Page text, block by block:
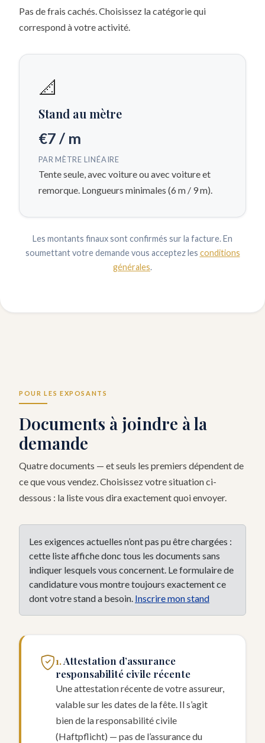
Pas de frais cachés. Choisissez la catégorie qui
correspond à votre activité.
📐
Stand au mètre
€7 / m
PAR MÈTRE LINÉAIRE
Tente seule, avec voiture ou avec voiture et
remorque. Longueurs minimales (6 m / 9 m).
Les montants finaux sont confirmés sur la facture. En
soumettant votre demande vous acceptez les conditions
générales.
POUR LES EXPOSANTS
Documents à joindre à la
demande
Quatre documents — et seuls les premiers dépendent de
ce que vous vendez. Choisissez votre situation ci-
dessous : la liste vous dira exactement quoi envoyer.
Les exigences actuelles n’ont pas pu être chargées :
cette liste affiche donc tous les documents sans
indiquer lesquels vous concernent. Le formulaire de
candidature vous montre toujours exactement ce
dont votre stand a besoin. Inscrire mon stand
Attestation d’assurance
responsabilité civile récente
Une attestation récente de votre assureur,
valable sur les dates de la fête. Il s’agit
bien de la responsabilité civile
(Haftpflicht) — pas de l’assurance du